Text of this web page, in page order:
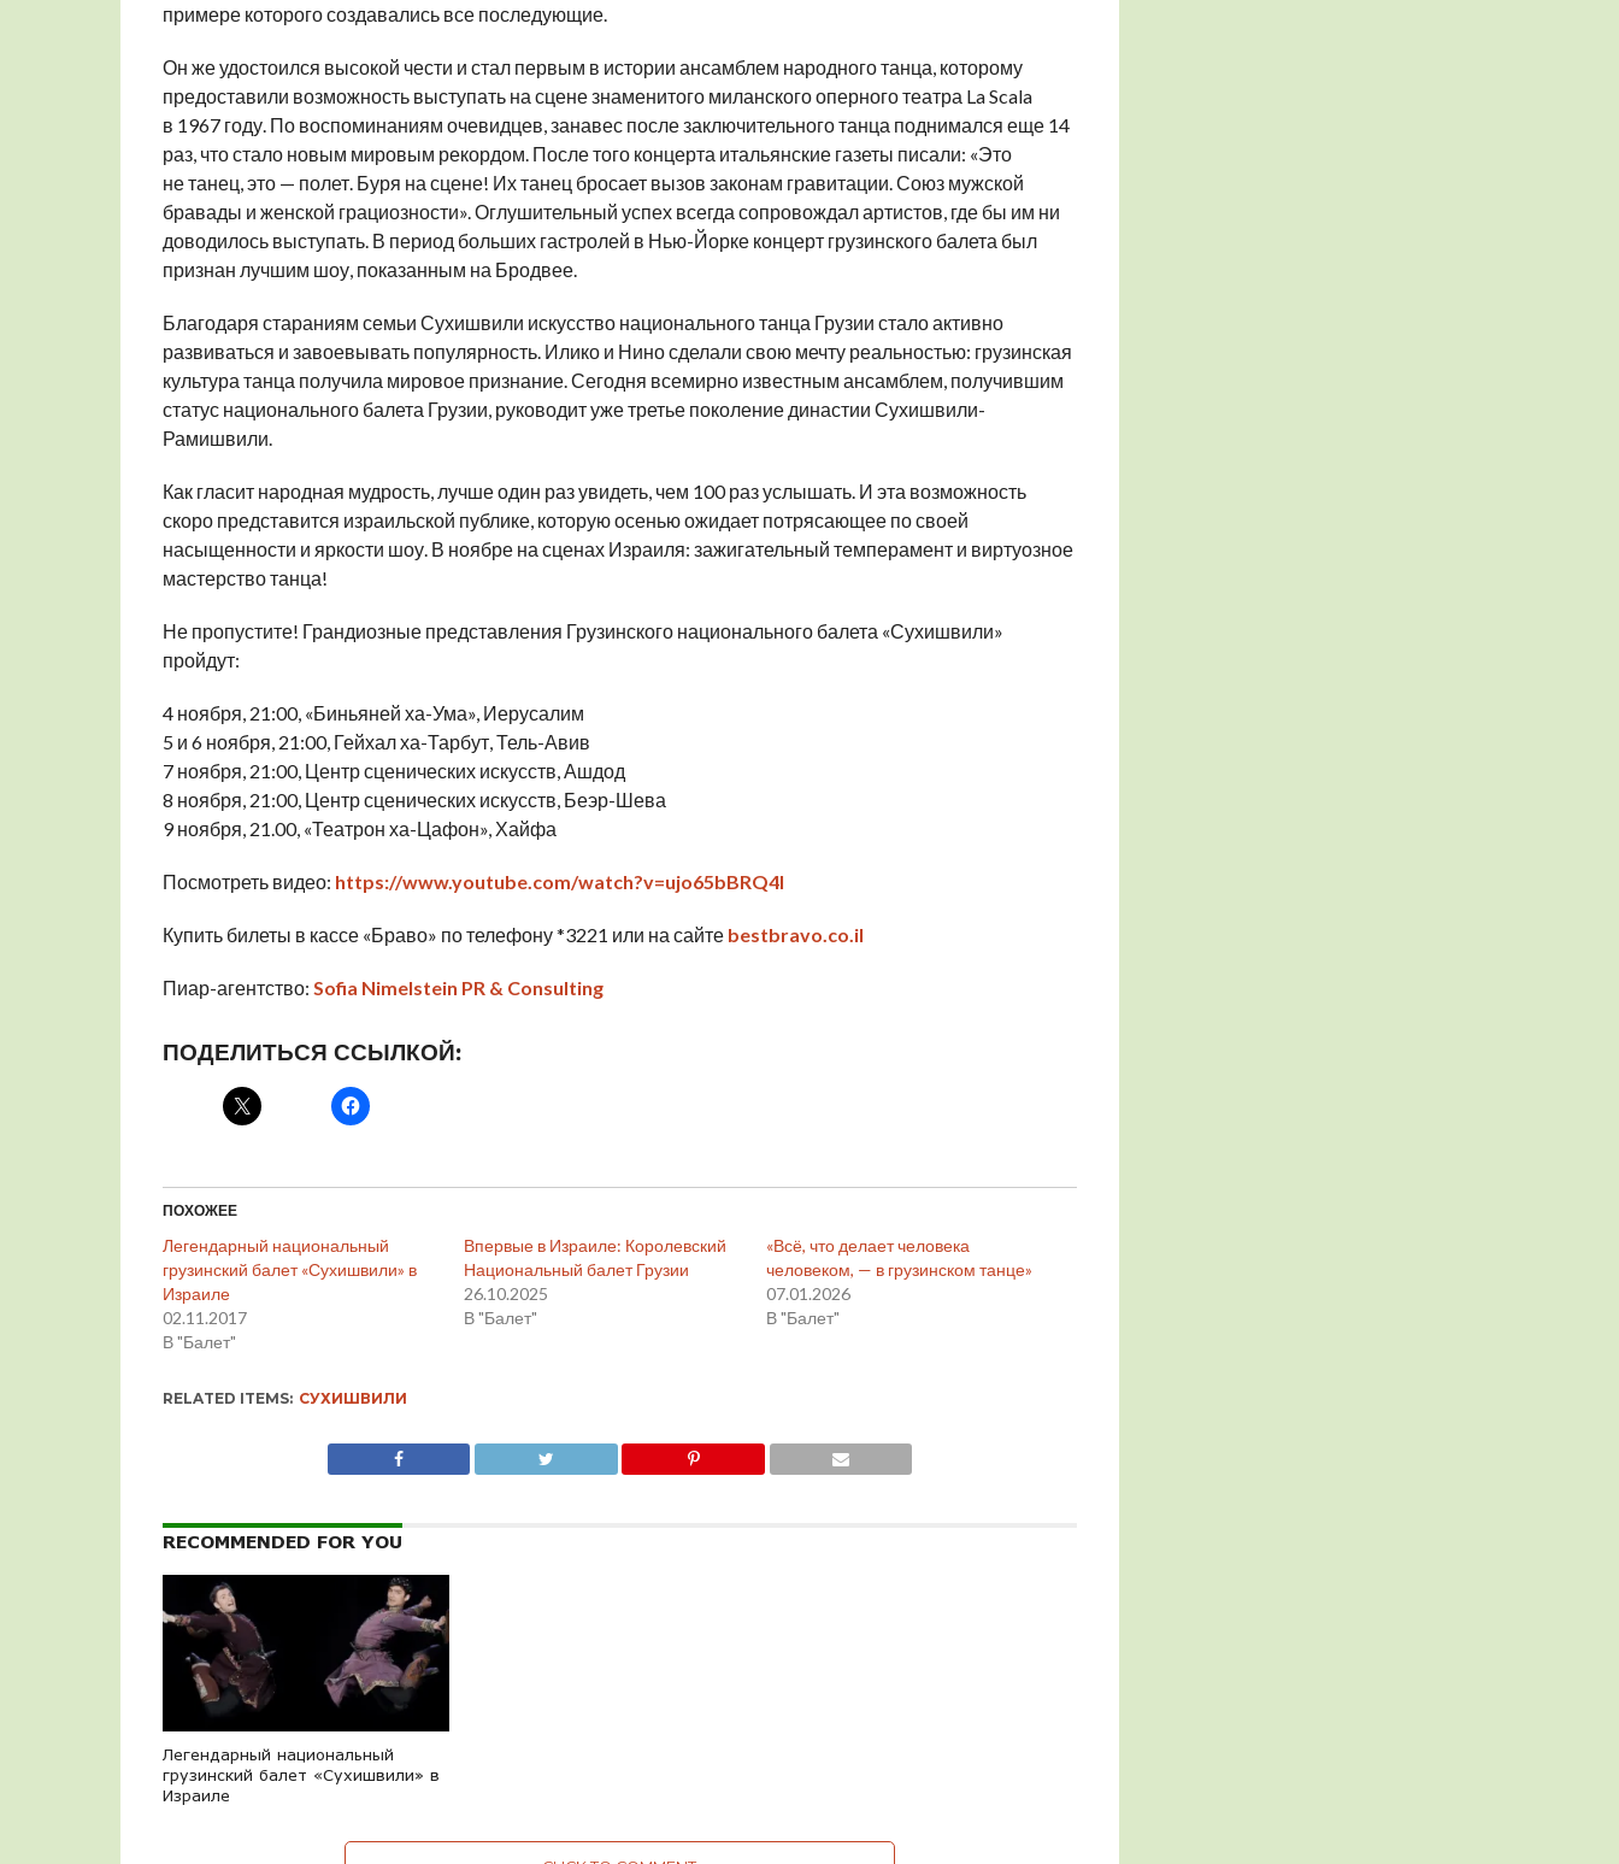
примере которого создавались все последующие.
Он же удостоился высокой чести и стал первым в истории ансамблем народного танца, которому
предоставили возможность выступать на сцене знаменитого миланского оперного театра La Scala
в 1967 году. По воспоминаниям очевидцев, занавес после заключительного танца поднимался еще 14
раз, что стало новым мировым рекордом. После того концерта итальянские газеты писали: «Это
не танец, это — полет. Буря на сцене! Их танец бросает вызов законам гравитации. Союз мужской
бравады и женской грациозности». Оглушительный успех всегда сопровождал артистов, где бы им ни
доводилось выступать. В период больших гастролей в Нью-Йорке концерт грузинского балета был
признан лучшим шоу, показанным на Бродвее.
Благодаря стараниям семьи Сухишвили искусство национального танца Грузии стало активно
развиваться и завоевывать популярность. Илико и Нино сделали свою мечту реальностью: грузинская
культура танца получила мировое признание. Сегодня всемирно известным ансамблем, получившим
статус национального балета Грузии, руководит уже третье поколение династии Сухишвили-
Рамишвили.
Как гласит народная мудрость, лучше один раз увидеть, чем 100 раз услышать. И эта возможность
скоро представится израильской публике, которую осенью ожидает потрясающее по своей
насыщенности и яркости шоу. В ноябре на сценах Израиля: зажигательный темперамент и виртуозное
мастерство танца!
Не пропустите! Грандиозные представления Грузинского национального балета «Сухишвили»
пройдут:
4 ноября, 21:00, «Биньяней ха-Ума», Иерусалим
5 и 6 ноября, 21:00, Гейхал ха-Тарбут, Тель-Авив
7 ноября, 21:00, Центр сценических искусств, Ашдод
8 ноября, 21:00, Центр сценических искусств, Беэр-Шева
9 ноября, 21.00, «Театрон ха-Цафон», Хайфа
Посмотреть видео: https://www.youtube.com/watch?v=ujo65bBRQ4I
Купить билеты в кассе «Браво» по телефону *3221 или на сайте bestbravo.co.il
Пиар-агентство: Sofia Nimelstein PR & Consulting
ПОДЕЛИТЬСЯ ССЫЛКОЙ:
ПОХОЖЕЕ
Легендарный национальный
грузинский балет «Сухишвили» в
Израиле
02.11.2017
В "Балет"
Впервые в Израиле: Королевский
Национальный балет Грузии
26.10.2025
В "Балет"
«Всё, что делает человека
человеком, — в грузинском танце»
07.01.2026
В "Балет"
RELATED ITEMS: СУХИШВИЛИ
RECOMMENDED FOR YOU
Легендарный национальный
грузинский балет «Сухишвили» в
Израиле